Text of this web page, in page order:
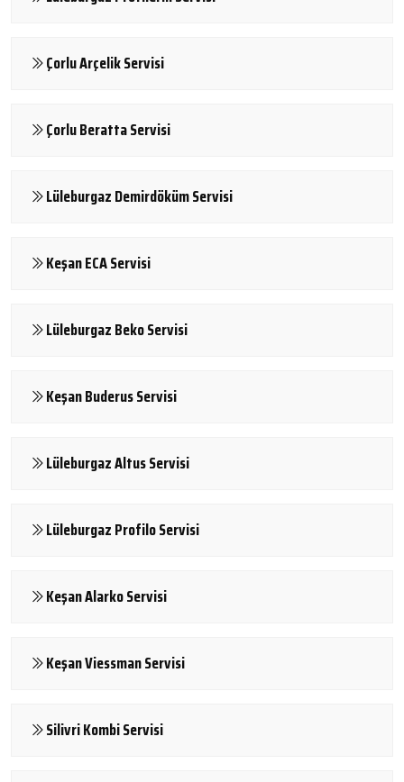
Çorlu Arçelik Servisi
Çorlu Beratta Servisi
Lüleburgaz Demirdöküm Servisi
Keşan ECA Servisi
Lüleburgaz Beko Servisi
Keşan Buderus Servisi
Lüleburgaz Altus Servisi
Lüleburgaz Profilo Servisi
Keşan Alarko Servisi
Keşan Viessman Servisi
Silivri Kombi Servisi